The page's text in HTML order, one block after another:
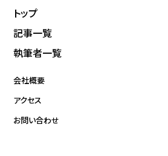
トップ
記事一覧
執筆者一覧
会社概要
アクセス
お問い合わせ